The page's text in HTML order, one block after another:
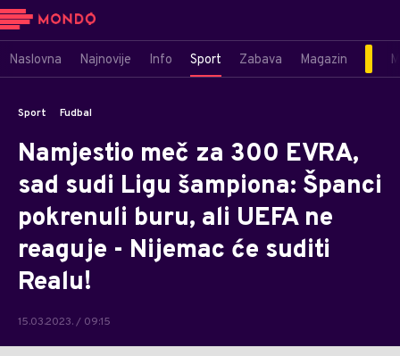
Naslovna Najnovije Info Sport Zabava Magazin
Sport Fudbal
Namjestio meč za 300 EVRA,
sad sudi Ligu šampiona: Španci
pokrenuli buru, ali UEFA ne
reaguje - Nijemac će suditi
Realu!
15.03.2023. / 09:15